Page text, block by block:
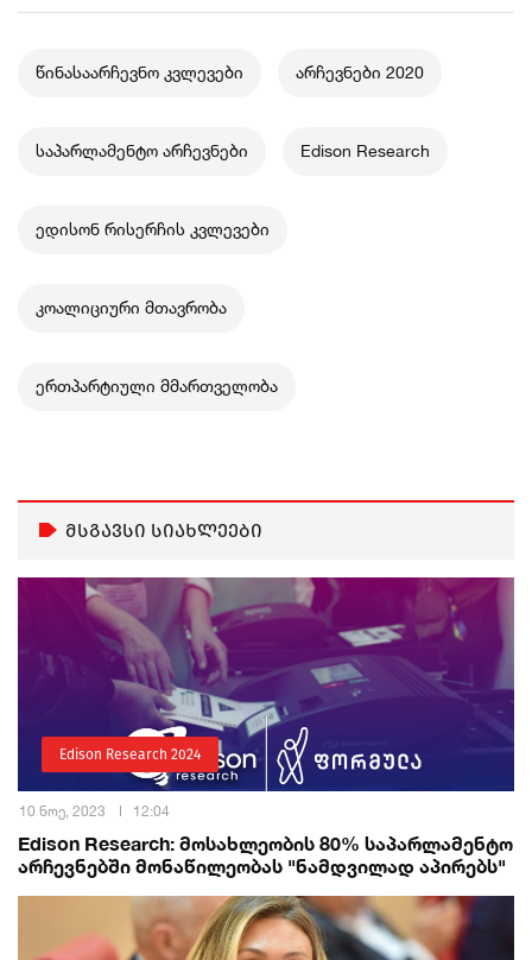
წინასაარჩევნო კვლევები არჩევნები 2020
საპარლამენტო არჩევნები Edison Research
ედისონ რისერჩის კვლევები
კოალიციური მთავრობა
ერთპარტიული მმართველობა
მსგავსი სიახლეები
Edison Research 2024
10 ნოე, 2023 12:04
Edison Research: მოსახლეობის 80% საპარლამენტო
არჩევნებში მონაწილეობას "ნამდვილად აპირებს"